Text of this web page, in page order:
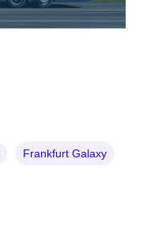
Frankfurt Galaxy